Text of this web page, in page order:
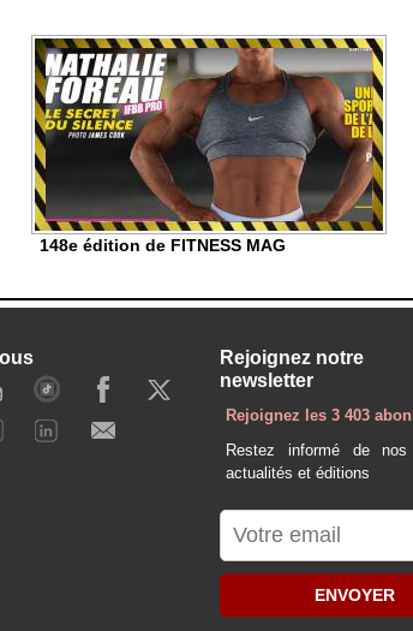
148e édition de FITNESS MAG
Rejoignez notre
newsletter
Rejoignez les 3 403
Restez informé de nos
actualités et éditions
ENVOYER